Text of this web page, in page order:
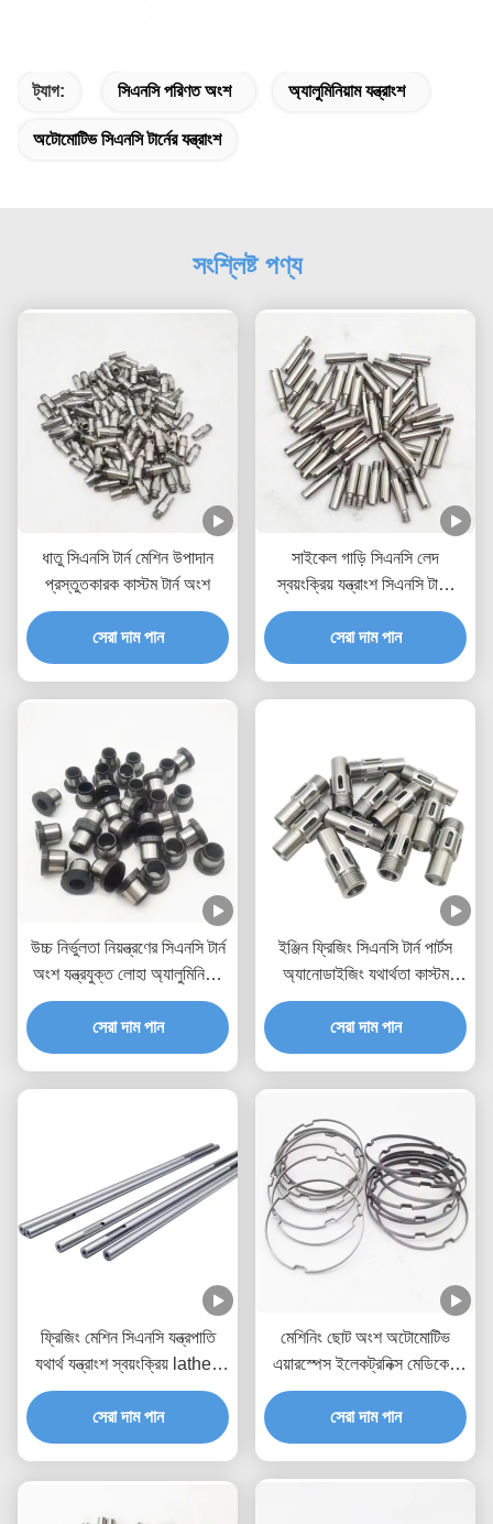
ট্যাগ: সিএনসি পরিণত অংশ অ্যালুমিনিয়াম যন্ত্রাংশ
অটোমোটিভ সিএনসি টার্নের যন্ত্রাংশ
সংশ্লিষ্ট পণ্য
ধাতু সিএনসি টার্ন মেশিন উপাদান
প্রস্তুতকারক কাস্টম টার্ন অংশ
সেরা দাম পান
সাইকেল গাড়ি সিএনসি লেদ
স্বয়ংক্রিয় যন্ত্রাংশ সিএনসি টার্নিং
প্রকল্প
সেরা দাম পান
উচ্চ নির্ভুলতা নিয়ন্ত্রণের সিএনসি টার্ন
অংশ যন্ত্রযুক্ত লোহা অ্যালুমিনিয়াম
সিএনসি অংশ
সেরা দাম পান
ইঞ্জিন ফ্রিজিং সিএনসি টার্ন পার্টস
অ্যানোডাইজিং যথার্থতা কাস্টম
সিএনসি কাটা অংশ
সেরা দাম পান
ফ্রিজিং মেশিন সিএনসি যন্ত্রপাতি
যথার্থ যন্ত্রাংশ স্বয়ংক্রিয় lathes
জন্য
সেরা দাম পান
মেশিনিং ছোট অংশ অটোমোটিভ
এয়ারস্পেস ইলেকট্রনিক্স মেডিকেল
সিএনসি টার্ন অংশ
সেরা দাম পান